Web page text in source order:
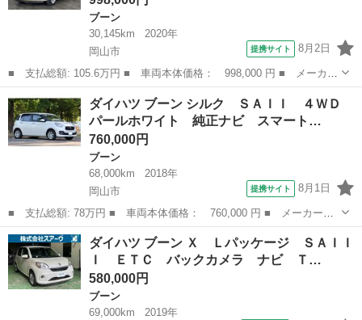
ブーン
30,145km
2020年
岡山市
提携サイト 8月2日
■ 支払総額: 105.6万円 ■ 車両本体価格： 998,000 円 ■ メーカー
名： ダイハツ ■ 車種名： ブーン ■ グレード名： スタイル
ホワイトリミテッド ＳＡＩＩＩ １年保証付・新品タイヤ・純正ナ
ビ・ＴＶ・...
岡山 岡山市 ブーン
ダイハツ ブーン シルク ＳＡＩＩ ４ＷＤ
パールホワイト 純正ナビ スマート…
760,000円
ブーン
68,000km
2018年
岡山市
提携サイト 8月1日
■ 支払総額: 78万円 ■ 車両本体価格： 760,000 円 ■ メーカー
名： ダイハツ ■ 車種名： ブーン ■ グレード名： シルク Ｓ
ＡＩＩ ４ＷＤ パールホワイト 純正ナビ スマートアシスト２
■ 排気量： 1...
岡山 岡山市 ブーン
ダイハツ ブーン Ｘ Ｌパッケージ ＳＡＩＩ
Ｉ ＥＴＣ バックカメラ ナビ Ｔ…
580,000円
ブーン
69,000km
2019年